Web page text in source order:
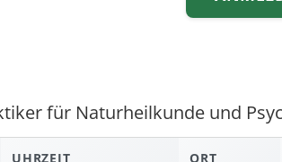
für Naturheilkunde und
UHRZEIT ORT